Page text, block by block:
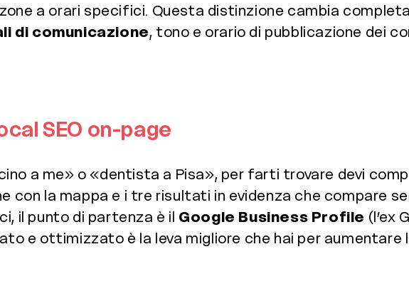
a orari specifici. Questa distinzione cambia
di comunicazione, tono e orario di pubblicazione dei
SEO on-page
a me» o «dentista a Pisa», per farti trovare devi
con la mappa e i tre risultati in evidenza che compare
il punto di partenza è il Google Business Profile (l’ex
e ottimizzato è la leva migliore che hai per aumentare